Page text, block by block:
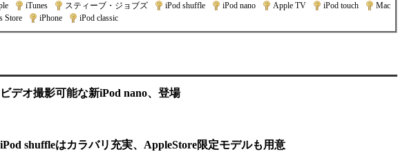
iTunes スティーブ・ジョブズ iPod shuffle iPod nano Apple TV iPod touch
Mac
Store iPhone iPod classic
ビデオ撮影可能な新iPod nano、登場
iPod shuffleはカラバリ充実、AppleStore限定モデルも用意